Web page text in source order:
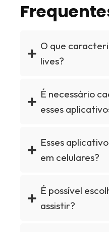
O que
lives?
É necessário
esses
Esses
em celulares?
É possível
assistir?